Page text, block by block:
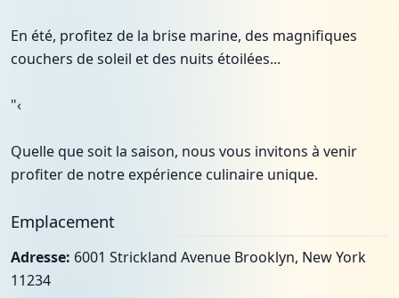
En été, profitez de la brise marine, des magnifiques
couchers de soleil et des nuits étoilées...
"‹
Quelle que soit la saison, nous vous invitons à venir
profiter de notre expérience culinaire unique.
Emplacement
Adresse: 6001 Strickland Avenue Brooklyn, New York
11234